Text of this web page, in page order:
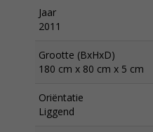
Jaar
2011
Grootte (BxHxD)
180 cm x 80 cm x 5 cm
Oriëntatie
Liggend